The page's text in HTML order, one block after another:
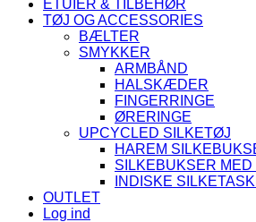
ETUIER & TILBEHØR
TØJ OG ACCESSORIES
BÆLTER
SMYKKER
ARMBÅND
HALSKÆDER
FINGERRINGE
ØRERINGE
UPCYCLED SILKETØJ
HAREM
SILKEBUKSER MED
INDISKE
OUTLET
Log ind